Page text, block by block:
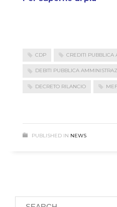
CDP CREDITI PUBBLICA
DEBITI PUBBLICA
DECRETO RILANCIO MEF
PUBLISHED IN NEWS